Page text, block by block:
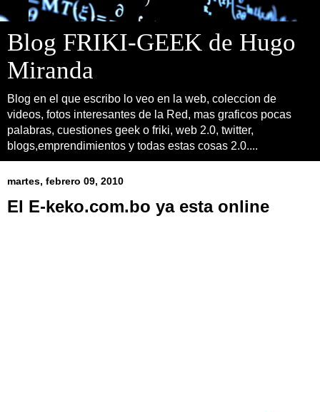
Blog FRIKI-GEEK de Hugo
Miranda
Blog en el que escribo lo veo en la web, coleccion de
videos, fotos interesantes de la Red, mas graficos pocas
palabras, cuestiones geek o friki, web 2.0, twitter,
blogs,emprendimientos y todas estas cosas 2.0....
martes, febrero 09, 2010
El E-keko.com.bo ya esta online